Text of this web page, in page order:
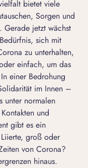
bietet viele
Sorgen und
Gerade jetzt wächst
sich mit
zu unterhalten,
einfach, um das
einer Bedrohung
im Innen –
unter normalen
und
gibt es ein
groß oder
von Corona?
hinaus.